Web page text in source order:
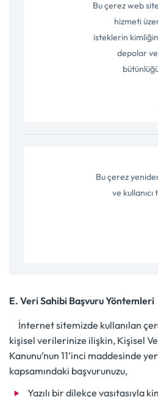
E. Veri Sahibi Başvuru Yöntemleri
İnternet sitemizde kullanılan
kişisel verilerinize ilişkin, Kişisel
Kanunu’nun 11’inci maddesinde
kapsamındaki başvurunuzu,
Yazılı bir dilekçe vasıtasıyla